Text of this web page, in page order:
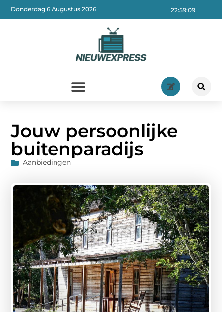
22:59:10
Donderdag 6 Augustus 2026
Jouw persoonlijke
buitenparadijs
Aanbiedingen